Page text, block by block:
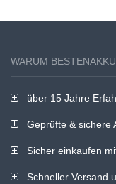
WARUM
über 15 Jahre
Geprüfte & sichere
Sicher einkaufen
Schneller Versand